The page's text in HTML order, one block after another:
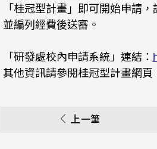
「桂冠型計畫」即可開始申請
並編列經費後送審。
「研發處校內申請系統」連結：
其他資訊請參閱桂冠型計畫網頁
上一筆